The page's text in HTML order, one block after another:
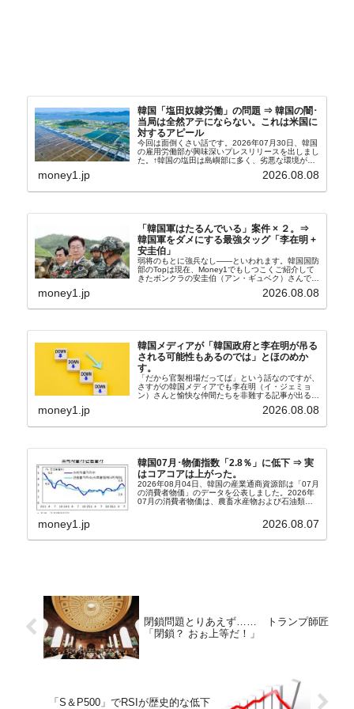
韓国「塩田奴隷労働」の問題 ⇒ 韓国の闇･
当局は全然アテにならない。これは米国に
対するアピール
今回は面倒くさい話です。2026年07月30日、韓国
の雇用労働部が興味深いプレスリリースを出しまし
た。↑韓国の塩田は島嶼部に多く、劣悪な環境が一
たといわれます（後述）。これは、いわゆる「塩田
money1.jp 2026.08.08
「韓国軍はたるんでいる」案件 × ２。⇒
韓国軍をダメにする最強タッグ「李在明 +
安圭伯」
弱将のもとに強兵なし――といわれます。韓国国防
部のTopは現在、Money1でもしつこくご紹介して
きたボンクラの安圭伯（アン・ギュベク）さんで
さんと「韓国初の文官上がり」の国防部長官安圭伯
money1.jp 2026.08.08
韓国メディアが「韓国政府と李在明が吊る
される可能性もあるのでは」とほのめか
す。
「だから官製相場だってば」という話なのですが、
さすがの韓国メディアでも李在明（イ・ジェミョ
ン）さんと愉快な仲間たちを非難する記事が出るよ
『朝鮮日報』に面白い記事が出ています。「東西南
money1.jp 2026.08.08
韓国07月･物価指数「2.8％」に低下 ⇒ 実
はコアコアは上がった。
2026年08月04日、韓国の産業通商資源部は「07月
の消費者物価」のデータを公表しました。2026年
07月の消費者物価は、農畜水産物および石油類の
2.8％上昇（06月は3.2％）となり、上昇率は前...
money1.jp 2026.08.07
閉鎖問題とりあえず…… トランプ師匠
「閉鎖？ おぉ上等だ！」
「S＆P500」でRSIが歴史的な低下